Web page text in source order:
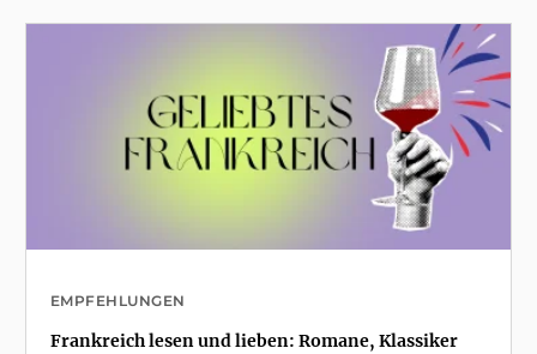
EMPFEHLUNGEN
Frankreich lesen und lieben: Romane, Klassiker